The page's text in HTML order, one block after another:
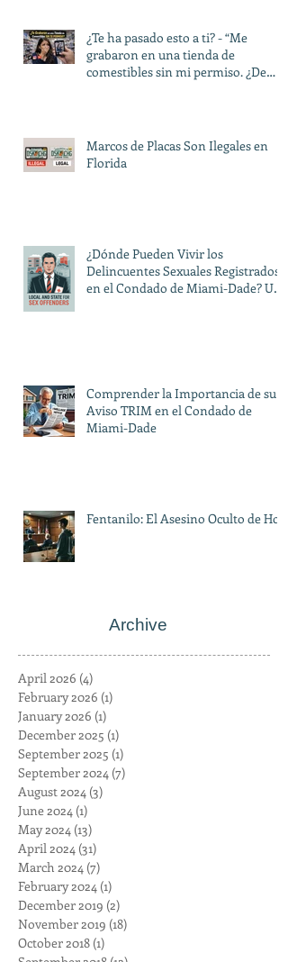
¿Te ha pasado esto a ti? - “Me
grabaron en una tienda de
comestibles sin mi permiso. ¿De
Marcos de Placas Son Ilegales en
Florida
¿Dónde Pueden Vivir los
Delincuentes Sexuales Registrados
en el Condado de Miami-Dade? Una
Comprender la Importancia de su
Aviso TRIM en el Condado de
Miami-Dade
Fentanilo: El Asesino Oculto de Hoy
Archive
April 2026 (4)
February 2026 (1)
January 2026 (1)
December 2025 (1)
September 2025 (1)
September 2024 (7)
August 2024 (3)
June 2024 (1)
May 2024 (13)
April 2024 (31)
March 2024 (7)
February 2024 (1)
December 2019 (2)
November 2019 (18)
October 2018 (1)